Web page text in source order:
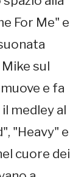
For Me" e
sul
e fa
medley al
"Heavy" e
cuore dei